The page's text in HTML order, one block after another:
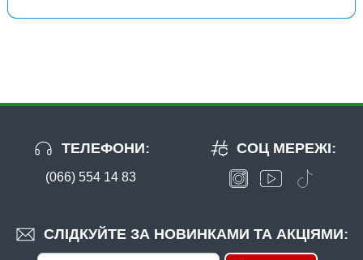
ТЕЛЕФОНИ:
(066) 554 14 83
СЛІДКУЙТЕ ЗА НОВИНКАМИ ТА АКЦІЯМИ:
СОЦ МЕРЕЖІ: